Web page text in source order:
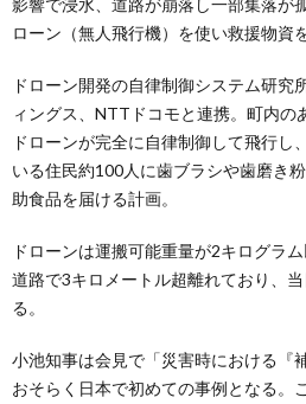
ローン（無人飛行機）を使い救援物資
ドローン開発の自律制御システム研究
ィングス、NTTドコモと連携。町内の
ドローンが完全に自律制御して飛行し
いる住民約100人に歯ブラシや歯磨き
助食品を届ける計画。
ドローンは運搬可能重量が2キログラ
道路で3キロメートル超離れており、
る。
小池知事は会見で「災害時における『
おそらく日本で初めての事例となる。